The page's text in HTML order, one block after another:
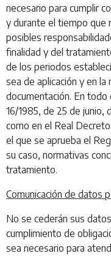
necesario para cumplir
y durante el tiempo que
posibles
finalidad y del
de los periodos
sea de aplicación y en
documentación. En todo
16/1985, de 25 de junio,
como en el Real
el que se aprueba el
su caso, normativas
tratamiento.
Comunicación de datos
No se cederán sus
cumplimiento de
sea necesario para